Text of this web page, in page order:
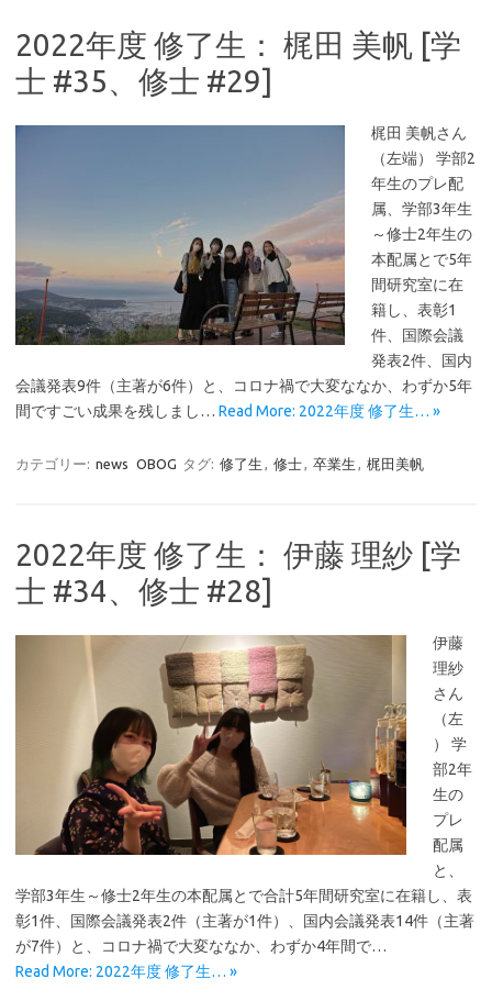
2022年度 修了生： 梶田 美帆 [学
士 #35、修士 #29]
梶田 美帆さん
（左端） 学部2
年生のプレ配
属、学部3年生
～修士2年生の
本配属とで5年
間研究室に在
籍し、表彰1
件、国際会議
発表2件、国内
会議発表9件（主著が6件）と、コロナ禍で大変ななか、わずか5年
間ですごい成果を残しまし… Read More: 2022年度 修了生… »
カテゴリー: news OBOG タグ: 修了生 , 修士, 卒業生 , 梶田美帆
2022年度 修了生： 伊藤 理紗 [学
士 #34、修士 #28]
伊藤
理紗
さん
（左
） 学
部2年
生の
プレ
配属
と、
学部3年生～修士2年生の本配属とで合計5年間研究室に在籍し、表
彰1件、国際会議発表2件（主著が1件）、国内会議発表14件（主著
が7件）と、コロナ禍で大変ななか、わずか4年間で…
Read More: 2022年度 修了生… »